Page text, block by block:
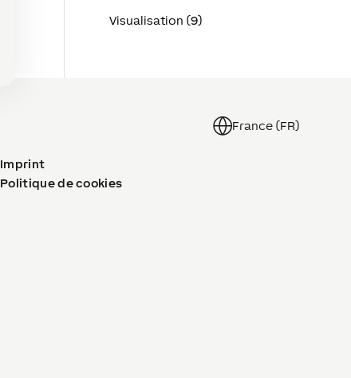
Visualisation (9)
France (FR)
Imprint
Politique de cookies